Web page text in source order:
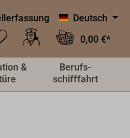
Deutsch
0,00 €*
&
Berufs-
schifffahrt